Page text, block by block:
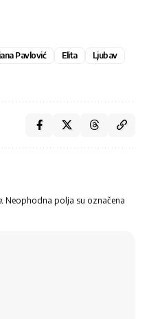
Pavlović Elita
Ljubav
Neophodna polja su označena